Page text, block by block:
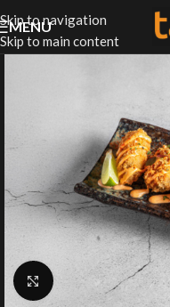
Skip to navigation
Skip to main content
MENU
Klik for at forstørre